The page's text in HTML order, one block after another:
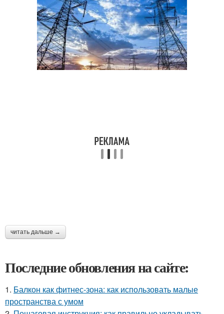
читать дальше →
Последние обновления на сайте:
1. Балкон как фитнес-зона: как использовать малые
пространства с умом